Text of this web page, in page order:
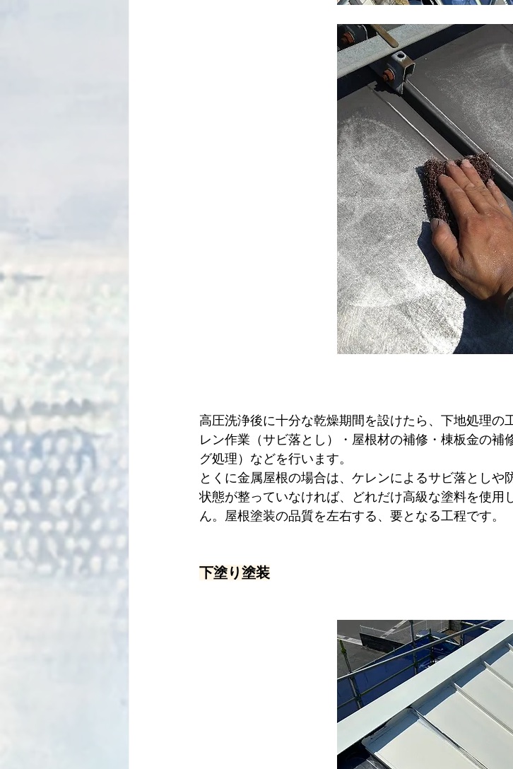
高圧洗浄後に十分な乾燥期間を設けたら、下地処理の
レン作業（サビ落とし）・屋根材の補修・棟板金の補
グ処理）などを行います。
とくに金属屋根の場合は、ケレンによるサビ落としや
状態が整っていなければ、どれだけ高級な塗料を使用
ん。屋根塗装の品質を左右する、要となる工程です。
下塗り塗装